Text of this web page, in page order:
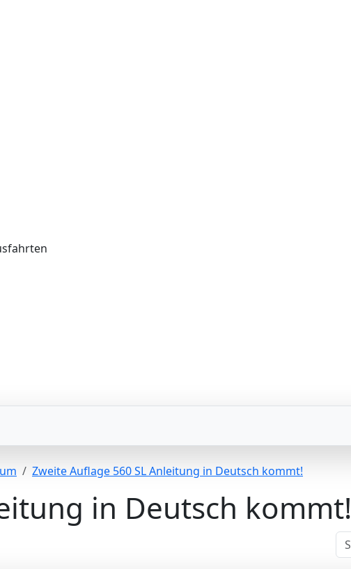
Zweite Auflage 560 SL Anleitung in Deutsch kommt!
in Deutsch kommt!